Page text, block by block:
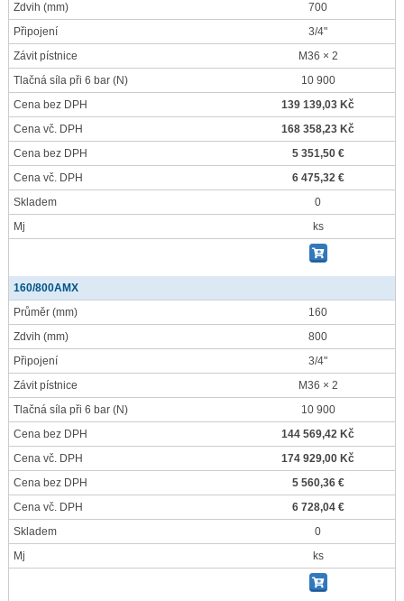
Zdvih (mm)
700
Připojení
3/4"
Závit pístnice
M36 × 2
Tlačná síla při 6 bar (N)
10 900
Cena bez DPH
139 139,03 Kč
Cena vč. DPH
168 358,23 Kč
Cena bez DPH
5 351,50 €
Cena vč. DPH
6 475,32 €
Skladem
0
Mj
ks
160/800AMX
Průměr (mm)
160
Zdvih (mm)
800
Připojení
3/4"
Závit pístnice
M36 × 2
Tlačná síla při 6 bar (N)
10 900
Cena bez DPH
144 569,42 Kč
Cena vč. DPH
174 929,00 Kč
Cena bez DPH
5 560,36 €
Cena vč. DPH
6 728,04 €
Skladem
0
Mj
ks